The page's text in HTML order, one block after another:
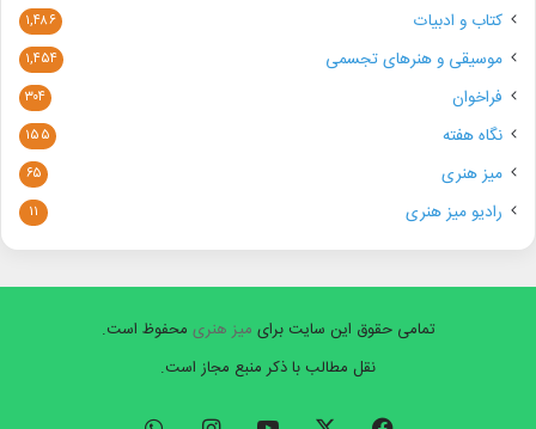
کتاب و ادبیات ۱,۴۸۶
موسیقی و هنرهای تجسمی ۱,۴۵۴
فراخوان ۳۰۴
نگاه هفته ۱۵۵
میز هنری ۶۵
رادیو میز هنری ۱۱
تمامی حقوق این سایت برای میز هنری محفوظ است.
نقل مطالب با ذکر منبع مجاز است.